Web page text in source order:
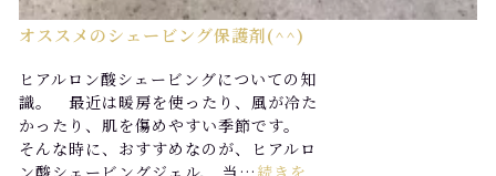
オススメのシェービング保護剤(^^)
ヒアルロン酸シェービングについての知
識。 最近は暖房を使ったり、風が冷た
かったり、肌を傷めやすい季節です。
そんな時に、おすすめなのが、ヒアルロ
ン酸シェービングジェル、 当… 続きを